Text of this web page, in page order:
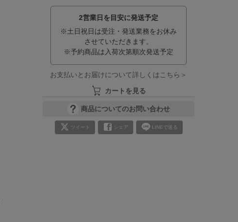
2営業日を目安に発送予定
※土日祝日は受注・発送業務をお休み
させていただきます。
※予約商品は入荷次第順次発送予定
お支払いとお届けについて詳しくはこちら＞
カートを見る
商品についてのお問い合わせ
ツイート シェア LINEで送る